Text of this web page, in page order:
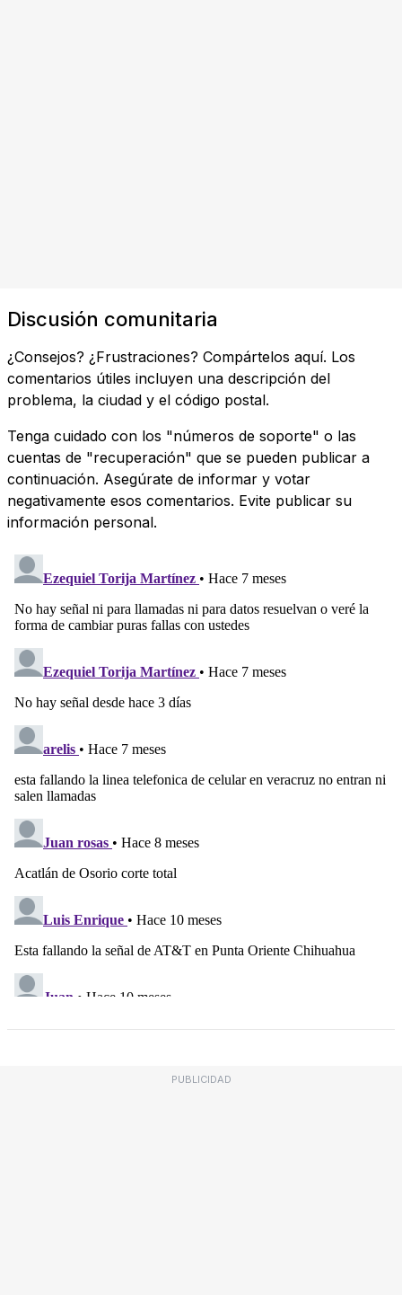
Discusión comunitaria
¿Consejos? ¿Frustraciones? Compártelos aquí. Los
comentarios útiles incluyen una descripción del
problema, la ciudad y el código postal.
Tenga cuidado con los "números de soporte" o las
cuentas de "recuperación" que se pueden publicar a
continuación. Asegúrate de informar y votar
negativamente esos comentarios. Evite publicar su
información personal.
PUBLICIDAD